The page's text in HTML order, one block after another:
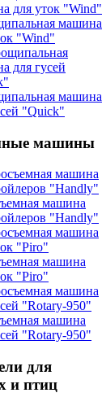
машина
"Wind"
машина
"Quick"
машины
машина
"Handly"
машина
"Piro"
машина
"Rotary-950"
для
и птиц